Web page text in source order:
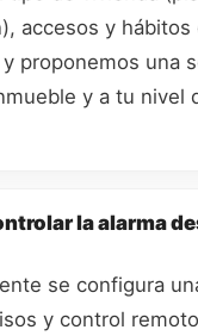
accesos y hábitos
proponemos una
y a tu nivel
la alarma
se configura
y control